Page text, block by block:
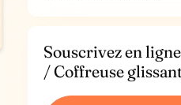
Souscrivez en
/ Coffreuse